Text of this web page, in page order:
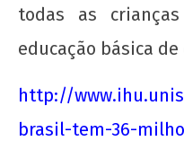
todas as
educação básica
http://
brasil-tem-36-